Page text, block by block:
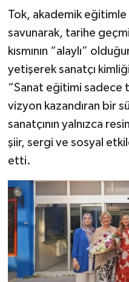
Tok, akademik eğitimle
savunarak, tarihe
kısmının “alaylı”
yetişerek sanatçı
“Sanat eğitimi sadece
vizyon kazandıran bir
sanatçının yalnızca
şiir, sergi ve sosyal
etti.